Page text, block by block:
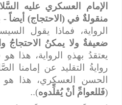
الإمام العسكري عليه
منقولةٌ في (الاحتجاج) أيضاً-
الرواية، فماذا يقول
ضعيفةٌ ولا يمكنُ الاحتجاجُ
يعتقدُ بهذهِ الرواية، هذا
روايةُ التقليد عن إمامنا
الحسن العسكري، هذا هو
فَللعوامِّ أنْ يُقلِّدوه)..